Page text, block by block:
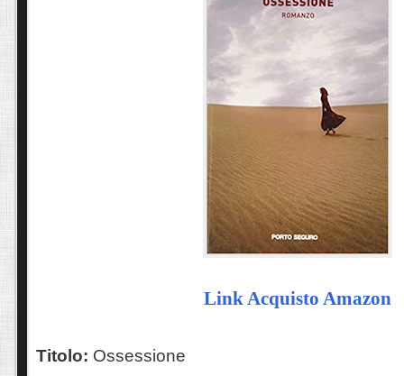
Link Acquisto Amazon
Titolo: Ossessione